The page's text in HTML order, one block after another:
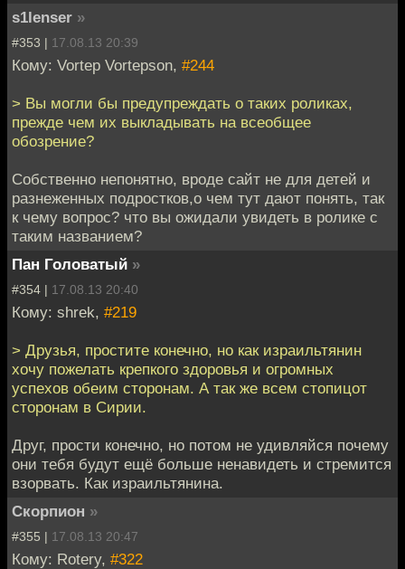
s1lenser »
#353 | 17.08.13 20:39
Кому: Vortep Vortepson, #244
> Вы могли бы предупреждать о таких роликах,
прежде чем их выкладывать на всеобщее
обозрение?
Собственно непонятно, вроде сайт не для детей и
разнеженных подростков,о чем тут дают понять, так
к чему вопрос? что вы ожидали увидеть в ролике с
таким названием?
Пан Головатый »
#354 | 17.08.13 20:40
Кому: shrek, #219
> Друзья, простите конечно, но как израильтянин
хочу пожелать крепкого здоровья и огромных
успехов обеим сторонам. А так же всем стопицот
сторонам в Сирии.
Друг, прости конечно, но потом не удивляйся почему
они тебя будут ещё больше ненавидеть и стремится
взорвать. Как израильтянина.
Скорпион »
#355 | 17.08.13 20:47
Кому: Rotery, #322